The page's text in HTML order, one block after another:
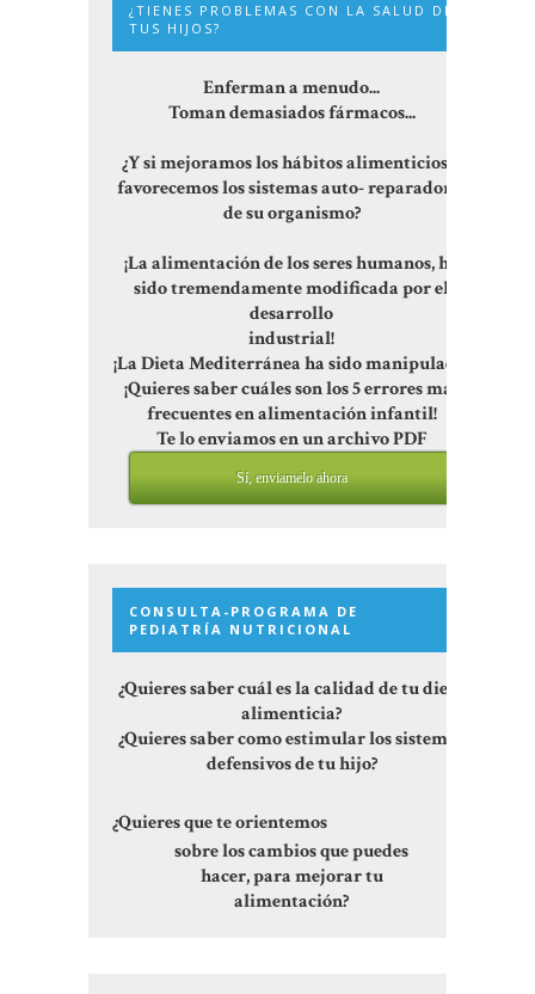
¿TIENES PROBLEMAS CON LA SALUD DE
TUS HIJOS?
Enferman a menudo...
Toman demasiados fármacos...
¿Y si mejoramos los hábitos alimenticios y
favorecemos los sistemas auto- reparadores
de su organismo?
¡La alimentación de los seres humanos, ha
sido tremendamente modificada por el
desarrollo
industrial!
¡La Dieta Mediterránea ha sido manipulada!
¡Quieres saber cuáles son los 5 errores más
frecuentes en alimentación infantil!
Te lo enviamos en un archivo PDF
Sí, enviamelo ahora
CONSULTA-PROGRAMA DE
PEDIATRÍA NUTRICIONAL
¿Quieres saber cuál es la calidad de tu dieta
alimenticia?
¿Quieres saber como estimular los sistemas
defensivos de tu hijo?
¿Quieres que te orientemos
sobre los cambios que puedes
hacer, para mejorar tu
alimentación?